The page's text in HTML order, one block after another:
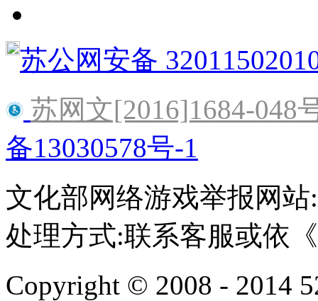
苏公网安备
苏网文[2016]1684-048
备13030578号-1
文化部网络游戏举报网站
处理方式:联系客服或依
Copyright © 2008 - 2014